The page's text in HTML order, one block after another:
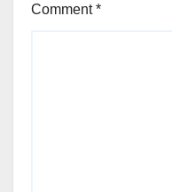
Comment*